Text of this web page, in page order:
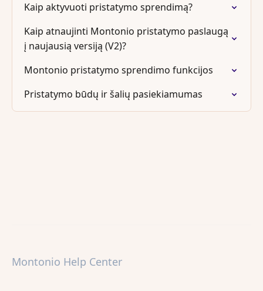
Kaip aktyvuoti pristatymo sprendimą?
Kaip atnaujinti Montonio pristatymo paslaugą
į naujausią versiją (V2)?
Montonio pristatymo sprendimo funkcijos
Pristatymo būdų ir šalių pasiekiamumas
Montonio Help Center